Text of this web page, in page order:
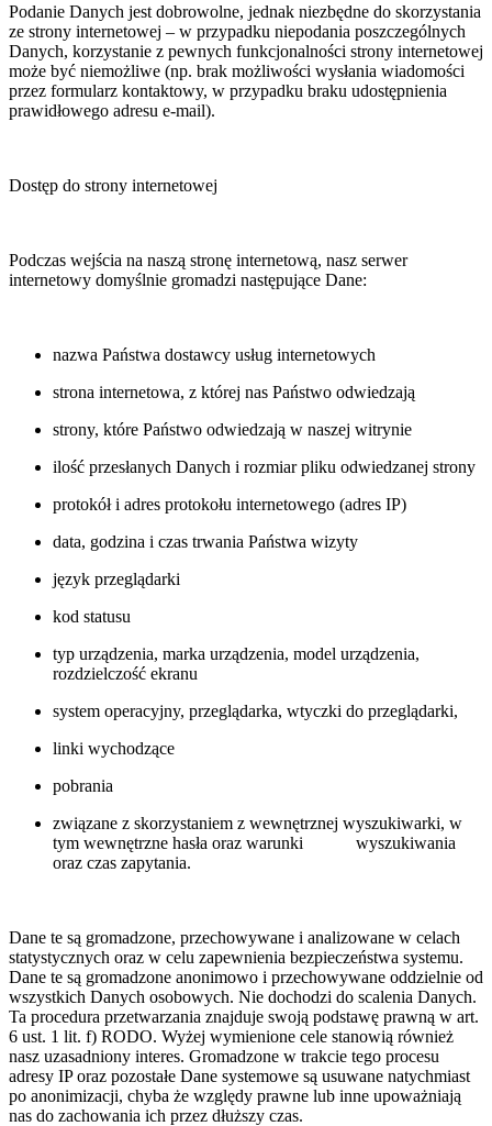
Podanie Danych jest dobrowolne, jednak niezbędne do skorzystania
ze strony internetowej – w przypadku niepodania poszczególnych
Danych, korzystanie z pewnych funkcjonalności strony internetowej
może być niemożliwe (np. brak możliwości wysłania wiadomości
przez formularz kontaktowy, w przypadku braku udostępnienia
prawidłowego adresu e-mail).
Dostęp do strony internetowej
Podczas wejścia na naszą stronę internetową, nasz serwer
internetowy domyślnie gromadzi następujące Dane:
nazwa Państwa dostawcy usług internetowych
strona internetowa, z której nas Państwo odwiedzają
strony, które Państwo odwiedzają w naszej witrynie
ilość przesłanych Danych i rozmiar pliku odwiedzanej strony
protokół i adres protokołu internetowego (adres IP)
data, godzina i czas trwania Państwa wizyty
język przeglądarki
kod statusu
typ urządzenia, marka urządzenia, model urządzenia,
rozdzielczość ekranu
system operacyjny, przeglądarka, wtyczki do przeglądarki,
linki wychodzące
pobrania
związane z skorzystaniem z wewnętrznej wyszukiwarki, w
tym wewnętrzne hasła oraz warunki wyszukiwania
oraz czas zapytania.
Dane te są gromadzone, przechowywane i analizowane w celach
statystycznych oraz w celu zapewnienia bezpieczeństwa systemu.
Dane te są gromadzone anonimowo i przechowywane oddzielnie od
wszystkich Danych osobowych. Nie dochodzi do scalenia Danych.
Ta procedura przetwarzania znajduje swoją podstawę prawną w art.
6 ust. 1 lit. f) RODO. Wyżej wymienione cele stanowią również
nasz uzasadniony interes. Gromadzone w trakcie tego procesu
adresy IP oraz pozostałe Dane systemowe są usuwane natychmiast
po anonimizacji, chyba że względy prawne lub inne upoważniają
nas do zachowania ich przez dłuższy czas.